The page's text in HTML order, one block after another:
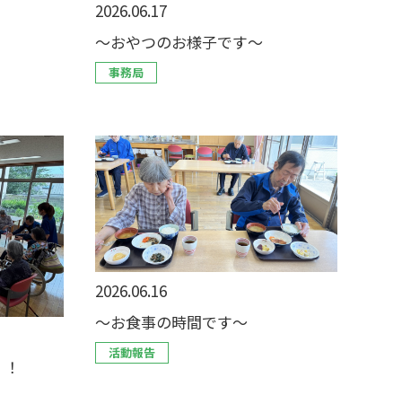
2026.06.17
〜おやつのお様子です〜
事務局
2026.06.16
〜お食事の時間です〜
活動報告